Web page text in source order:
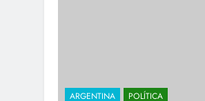
ARGENTINA POLÍTICA